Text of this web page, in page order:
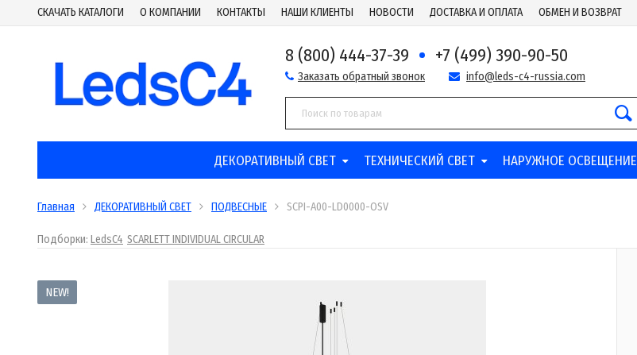
СКАЧАТЬ КАТАЛОГИ О КОМПАНИИ КОНТАКТЫ НАШИ КЛИЕНТЫ НОВОСТИ ДОСТАВКА И ОПЛАТА ОБМЕН И ВОЗВРАТ
8 (800) 444-37-39 +7 (499) 390-90-50
Заказать обратный звонок info@leds-c4-russia.com
ДЕКОРАТИВНЫЙ СВЕТ ТЕХНИЧЕСКИЙ СВЕТ НАРУЖНОЕ ОСВЕЩЕНИЕ
Главная ДЕКОРАТИВНЫЙ СВЕТ ПОДВЕСНЫЕ SCPI-A00-LD0000-OSV
Подборки: LedsC4 SCARLETT INDIVIDUAL CIRCULAR
NEW!